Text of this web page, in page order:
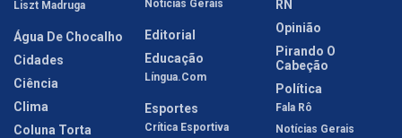
Liszt Madruga
Água De Chocalho
Cidades
Ciência
Clima
Coluna Torta
Notícias Gerais
Editorial
Educação
Língua.com
Esportes
Crítica Esportiva
RN
Opinião
Pirando O
Cabeção
Política
Fala Rô
Notícias Gerais